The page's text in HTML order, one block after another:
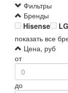
Фильтры
Бренды
Hisense
LG
показать все
Цена, руб
от
до